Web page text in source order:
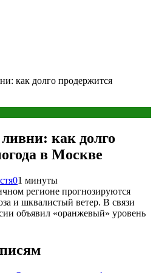
как долго продержится
как долго
в Москве
01 минуты
регионе прогнозируются
и шквалистый ветер. В связи
объявил «оранжевый» уровень